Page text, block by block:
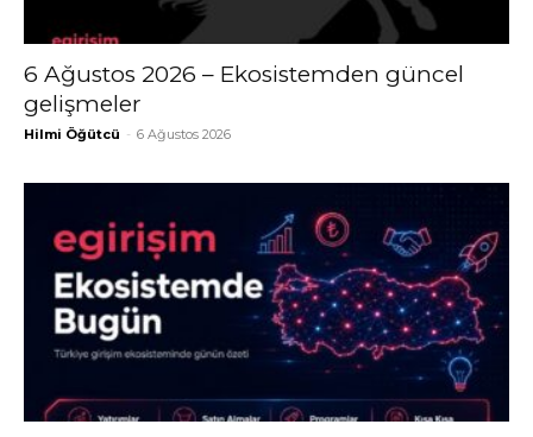
6 Ağustos 2026 – Ekosistemden güncel
gelişmeler
Hilmi Öğütcü - 6 Ağustos 2026